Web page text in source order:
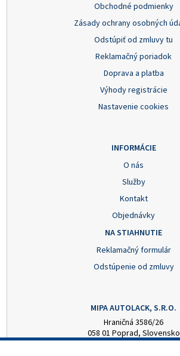
Obchodné podmienky
Zásady ochrany osobných
Odstúpiť od zmluvy tu
Reklamačný poriadok
Doprava a platba
Výhody registrácie
Nastavenie cookies
INFORMÁCIE
O nás
Služby
Kontakt
Objednávky
NA STIAHNUTIE
Reklamačný formulár
Odstúpenie od zmluvy
MIPA AUTOLACK, S.R.O.
Hraničná 3586/26
058 01 Poprad, Slovensko